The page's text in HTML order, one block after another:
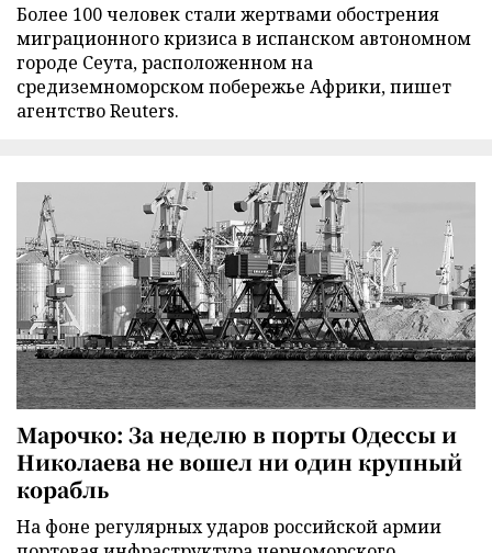
Более 100 человек стали жертвами обострения
миграционного кризиса в испанском автономном
городе Сеута, расположенном на
средиземноморском побережье Африки, пишет
агентство Reuters.
Марочко: За неделю в порты Одессы и
Николаева не вошел ни один крупный
корабль
На фоне регулярных ударов российской армии